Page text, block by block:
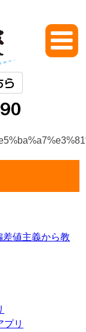
値主義から教
プリ